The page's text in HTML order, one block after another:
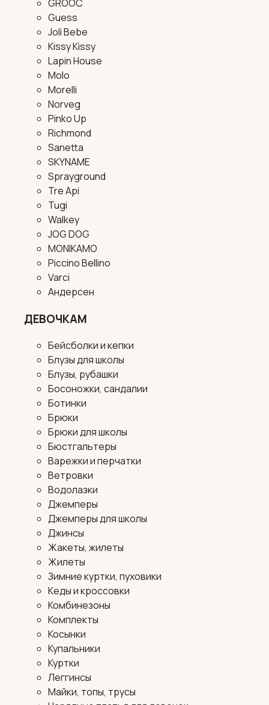
GROOC
Guess
Joli Bebe
Kissy Kissy
Lapin House
Molo
Morelli
Norveg
Pinko Up
Richmond
Sanetta
SKYNAME
Sprayground
Tre Api
Tugi
Walkey
JOG DOG
MONIKAMO
Piccino Bellino
Varci
Андерсен
ДЕВОЧКАМ
Бейсболки и кепки
Блузы для школы
Блузы, рубашки
Босоножки, сандалии
Ботинки
Брюки
Брюки для школы
Бюстгальтеры
Варежки и перчатки
Ветровки
Водолазки
Джемперы
Джемперы для школы
Джинсы
Жакеты, жилеты
Жилеты
Зимние куртки, пуховики
Кеды и кроссовки
Комбинезоны
Комплекты
Косынки
Купальники
Куртки
Леггинсы
Майки, топы, трусы